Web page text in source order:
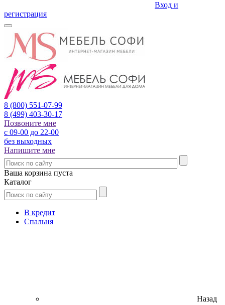
Вход и
регистрация
8 (800) 551-07-99
8 (499) 403-30-17
Позвоните мне
с 09-00 до 22-00
без выходных
Напишите мне
Ваша корзина пуста
Каталог
В кредит
Спальня
Назад